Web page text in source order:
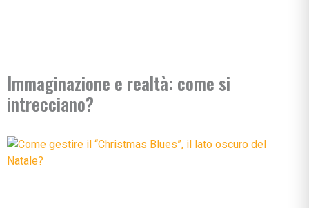
Immaginazione e realtà: come si
intrecciano?